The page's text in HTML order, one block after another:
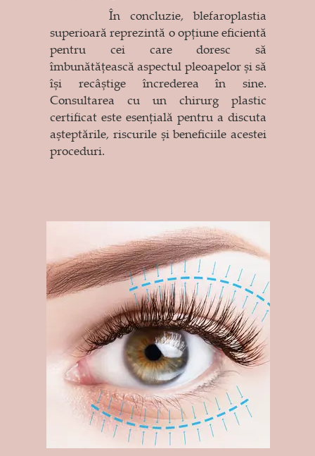
În concluzie, blefaroplastia
superioară reprezintă o opțiune eficientă
pentru cei care doresc să
îmbunătățească aspectul pleoapelor și să
își recâștige încrederea în sine.
Consultarea cu un chirurg plastic
certificat este esențială pentru a discuta
așteptările, riscurile și beneficiile acestei
proceduri.